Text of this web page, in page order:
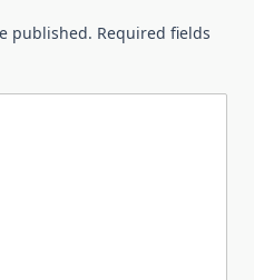
published. Required fields